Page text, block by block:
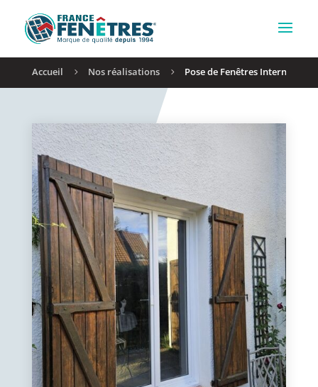
Accueil 5 Nos réalisations 5 Pose de Fenêtres Internorm